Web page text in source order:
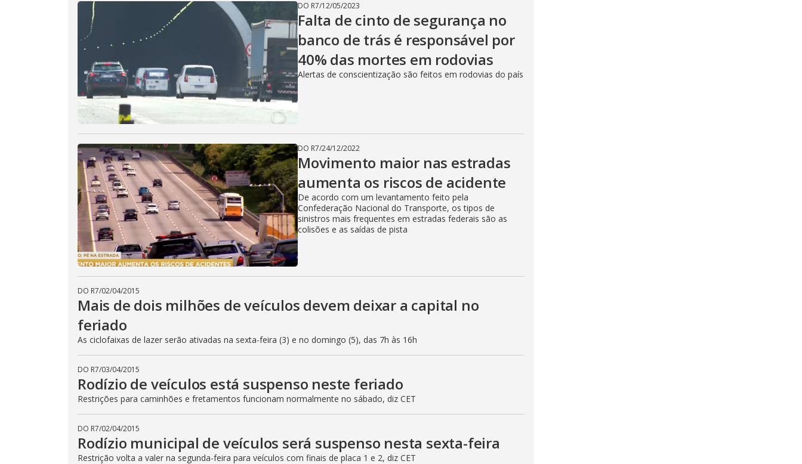
DO R7/12/05/2023
Falta de cinto de segurança no
banco de trás é responsável por
40% das mortes em rodovias
Alertas de conscientização são feitos em rodovias do país
DO R7/24/12/2022
Movimento maior nas estradas
aumenta os riscos de acidente
De acordo com um levantamento feito pela
Confederação Nacional do Transporte, os tipos de
sinistros mais frequentes em estradas federais são as
colisões e as saídas de pista
DO R7/02/04/2015
Mais de dois milhões de veículos devem deixar a capital no
feriado
As ciclofaixas de lazer serão ativadas na sexta-feira (3) e no domingo (5), das 7h às 16h
DO R7/03/04/2015
Rodízio de veículos está suspenso neste feriado
Restrições para caminhões e fretamentos funcionam normalmente no sábado, diz CET
DO R7/02/04/2015
Rodízio municipal de veículos será suspenso nesta sexta-feira
Restrição volta a valer na segunda-feira para veículos com finais de placa 1 e 2, diz CET